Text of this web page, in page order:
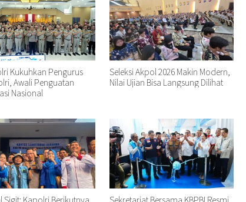
Kukuhkan Pengurus
Awali Penguatan
Nasional
Seleksi Akpol 2026 Makin Modern,
Nilai Ujian Bisa Langsung Dilihat
Sigit: Kapolri Berikutnya
Sekretariat Bersama KBPBI Resmi